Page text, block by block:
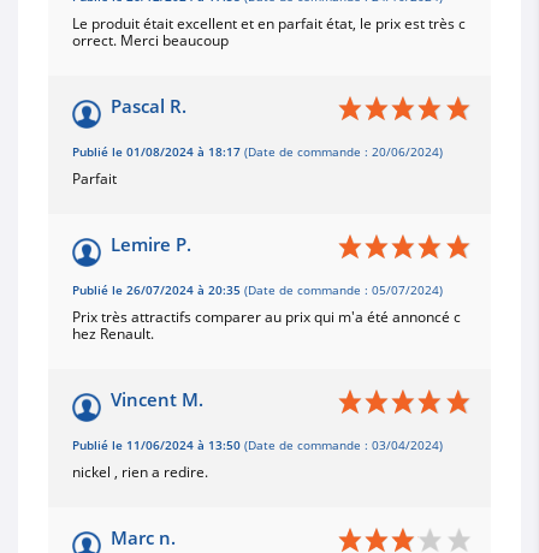
Le produit était excellent et en parfait état, le prix est très c
orrect. Merci beaucoup
Pascal R.
Publié le 01/08/2024 à 18:17 (Date de commande : 20/06/2024)
Parfait
Lemire P.
Publié le 26/07/2024 à 20:35 (Date de commande : 05/07/2024)
Prix très attractifs comparer au prix qui m'a été annoncé c
hez Renault.
Vincent M.
Publié le 11/06/2024 à 13:50 (Date de commande : 03/04/2024)
nickel , rien a redire.
Marc n.